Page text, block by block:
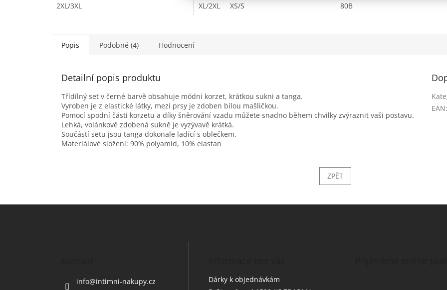
2XL/3XL XL/2XL XS/S 80B
Popis Podobné (4) Hodnocení
Detailní popis produktu
Třídílný set v černé barvě obsahuje módní korzet, krátkou sukni a tanga.
Vyroben je z elastické látky, mezi prsy je zdoben bílou mašličkou.
Pomocí spodní části korzetu a díky šněrování vzadu můžete snadno během chvilky zvýraznit vaši postavu.
Lehká, volánkově zdobená sukně je vyzývavě krátká.
Součástí setu jsou tanga dokonale ladící s oblečkem.
Materiálové složení: 90% polyamid, 10% elastan
EAN:
ZPĚT
Z
info@intimni-nakupy.cz
Dárky k objednávkám